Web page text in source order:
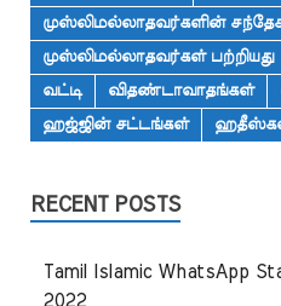
முஸ்லிமல்லாதவர்களின்
முஸ்லிமல்லாதவர்கள் பற்றியது
வட்டி
விதண்டாவாதங்கள்
ஹஜ்ஜின் சட்டங்கள்
RECENT POSTS
Tamil Islamic WhatsApp
2022